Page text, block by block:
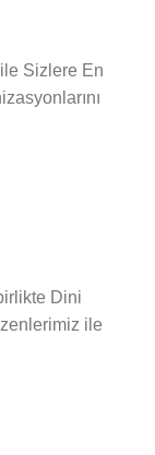
ile Sizlere En
Dini
ile